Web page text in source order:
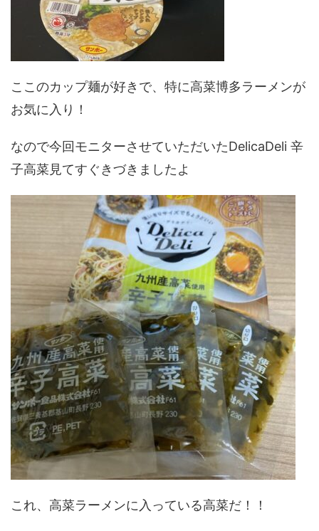
ここのカップ麺が好きで、特に高菜博多ラーメンが
お気に入り！
なので今回モニターさせていただいたDelicaDeli 辛
子高菜見てすぐきづきましたよ
これ、高菜ラーメンに入っている高菜だ！！